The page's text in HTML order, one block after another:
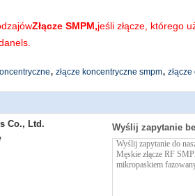
Złącze SMPM,jeśli złącze, którego
ls
, złącze koncentryczne smpm, złącze
Co., Ltd. Wyślij zapytanie